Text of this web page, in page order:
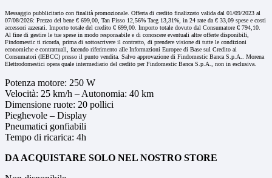
Messaggio pubblicitario con finalità promozionale. Offerta di credito finalizzato valida dal 01/09/2023 al
07/08/2026: Prezzo del bene € 699,00, Tan Fisso 12,56% Taeg 13,31%, in 24 rate da € 33,09 spese e costi
accessori azzerati. Importo totale del credito € 699,00. Importo totale dovuto dal Consumatore € 794,10.
Al fine di gestire le tue spese in modo responsabile e di conoscere eventuali altre offerte disponibili,
Findomestic ti ricorda, prima di sottoscrivere il contratto, di prendere visione di tutte le condizioni
economiche e contrattuali, facendo riferimento alle Informazioni Europee di Base sul Credito ai
Consumatori (IEBCC) presso il punto vendita. Salvo approvazione di Findomestic Banca S.p.A.. Morena
Elettrodomestici opera quale intermediario del credito per Findomestic Banca S.p.A., non in esclusiva.
Potenza motore: 250 W
Velocità: 25 km/h – Autonomia: 40 km
Dimensione ruote: 20 pollici
Pieghevole – Display
Pneumatici gonfiabili
Tempo di ricarica: 4h
DA ACQUISTARE SOLO NEL NOSTRO STORE